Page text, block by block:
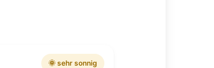
🌞 sehr sonnig